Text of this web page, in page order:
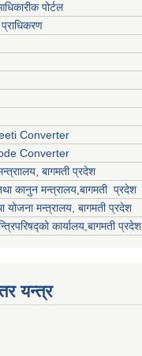
पोर्टल
प्राधिकरण
Converter
Converter
बागमती प्रदेश
कानुन मन्त्रालय,बागमती प्रदेश
योजना मन्त्रालय, बागमती प्रदेश
कार्यालय,बागमती प्रदेश
यन्त्र